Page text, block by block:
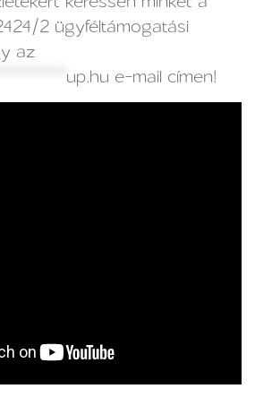
2 ügyféltámogatási
az
up.hu e-mail címen!